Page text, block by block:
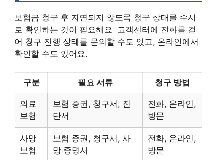
보험금 청구 후 지연되지 않도록 청구 상태를 수시
로 확인하는 것이 필요해요. 고객센터에 전화를 걸
어 청구 진행 상태를 문의할 수도 있고, 온라인에서
확인할 수도 있어요.
구분 필요 서류 청구 방법
의료
보험
보험 증권, 청구서, 진
단서
전화, 온라인,
방문
사망
보험
보험 증권, 청구서, 사
망 증명서
전화, 온라인,
방문